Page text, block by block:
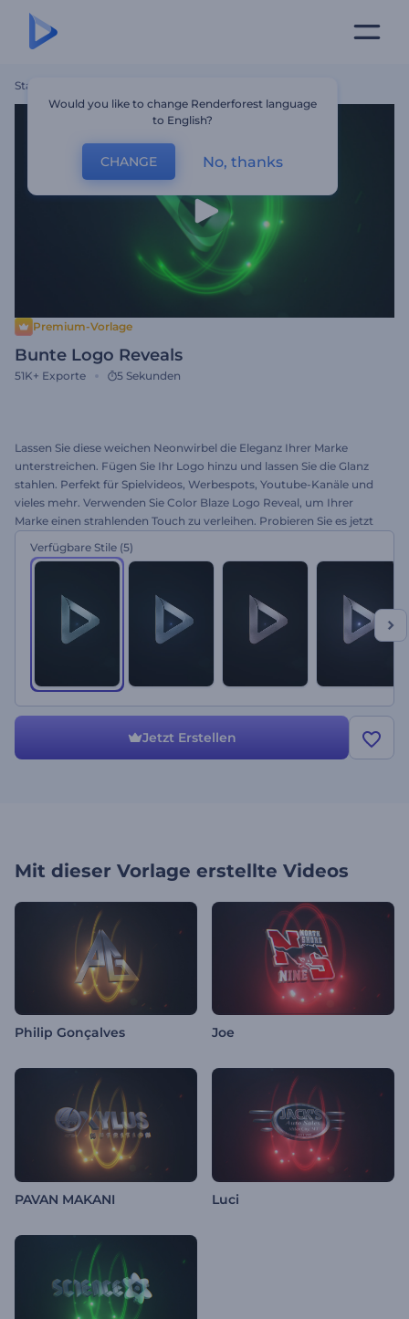
Startseite
Premium-Vorlage
Bunte Logo Reveals
51K+ Exporte 5 Sekunden
Lassen Sie diese weichen Neonwirbel die Eleganz Ihrer Marke
unterstreichen. Fügen Sie Ihr Logo hinzu und lassen Sie die Glanz
stahlen. Perfekt für Spielvideos, Werbespots, Youtube-Kanäle und
vieles mehr. Verwenden Sie Color Blaze Logo Reveal, um Ihrer
Marke einen strahlenden Touch zu verleihen. Probieren Sie es jetzt
Verfügbare Stile (5)
Jetzt Erstellen
Mit dieser Vorlage erstellte Videos
Philip Gonçalves Joe
PAVAN MAKANI Luci
Would you like to change Renderforest language
to English?
CHANGE No, thanks